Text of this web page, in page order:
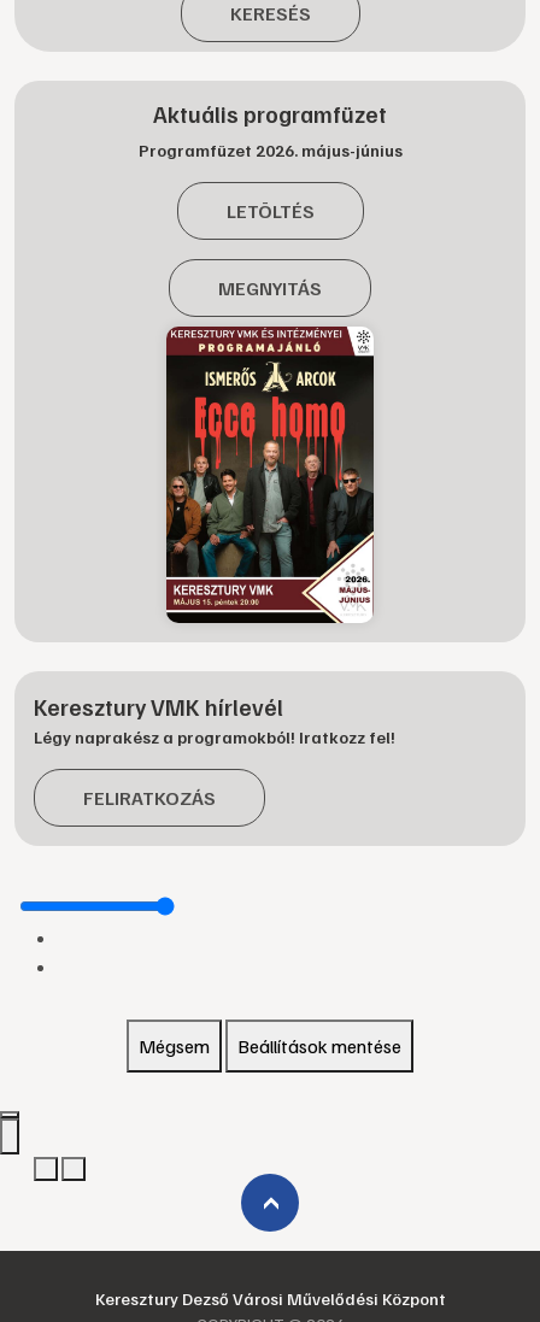
KERESÉS
Aktuális programfüzet
Programfüzet 2026. május-június
LETÖLTÉS
MEGNYITÁS
Keresztury VMK hírlevél
Légy naprakész a programokból! Iratkozz fel!
FELIRATKOZÁS
Mégsem Beállítások mentése
›
Keresztury Dezső Városi Művelődési Központ